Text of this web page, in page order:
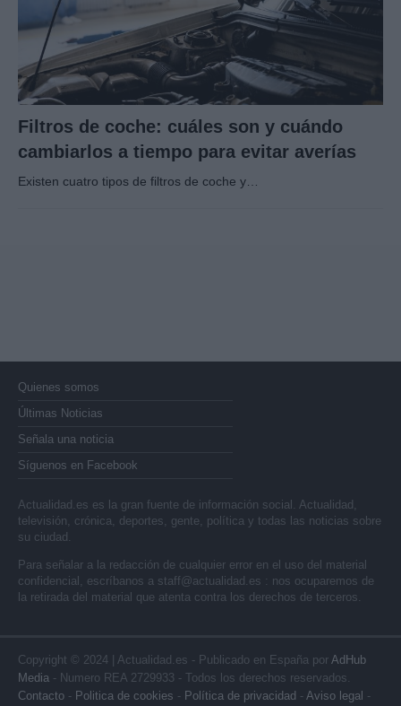
Filtros de coche: cuáles son y cuándo
cambiarlos a tiempo para evitar averías
Existen cuatro tipos de filtros de coche y…
Quienes somos
Últimas Noticias
Señala una noticia
Síguenos en Facebook
Actualidad.es es la gran fuente de información social. Actualidad,
televisión, crónica, deportes, gente, política y todas las noticias sobre
su ciudad.
Para señalar a la redacción de cualquier error en el uso del material
confidencial, escríbanos a staff@actualidad.es : nos ocuparemos de
la retirada del material que atenta contra los derechos de terceros.
Copyright © 2024 | Actualidad.es - Publicado en España por AdHub
Media - Numero REA 2729933 - Todos los derechos reservados.
Contacto - Politica de cookies - Política de privacidad - Aviso legal -